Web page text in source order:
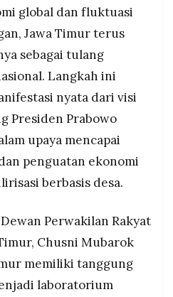
melalui hilirisasi lokal
desa dan UMKM
rakyat secara
inflasi pangan di Jawa
antara pusat dan
pupuk, mekanisasi
risiko iklim.
global dan fluktuasi
Jawa Timur terus
sebagai tulang
Langkah ini
nyata dari visi
Presiden Prabowo
upaya mencapai
penguatan ekonomi
berbasis desa.
Perwakilan Rakyat
Chusni Mubarok
memiliki tanggung
laboratorium